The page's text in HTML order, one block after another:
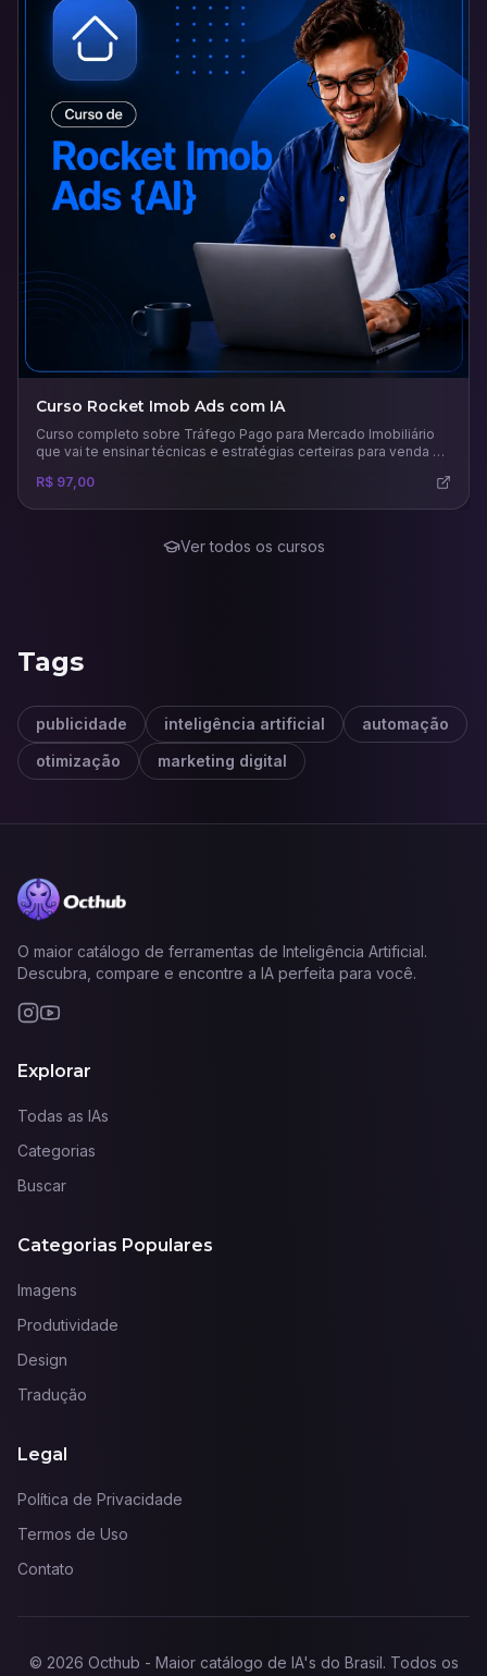
Curso Rocket Imob Ads com IA
Curso completo sobre Tráfego Pago para Mercado Imobiliário
que vai te ensinar técnicas e estratégias certeiras para venda e
R$ 97,00
Ver todos os cursos
Tags
publicidade inteligência artificial
automação
otimização
marketing digital
O maior catálogo de ferramentas de Inteligência Artificial.
Descubra, compare e encontre a IA perfeita para você.
Explorar
Todas as IAs
Categorias
Buscar
Categorias Populares
Imagens
Produtividade
Design
Tradução
Legal
Política de Privacidade
Termos de Uso
Contato
© 2026 Octhub - Maior catálogo de IA's do Brasil. Todos os